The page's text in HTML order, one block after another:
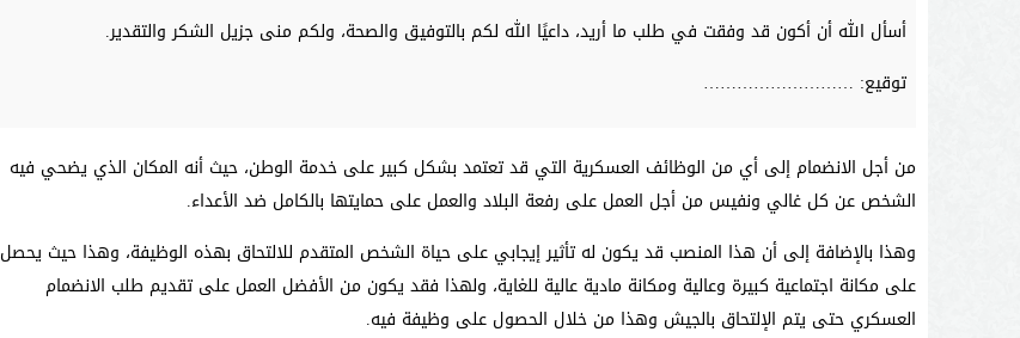
أسأل الله أن أكون قد وفقت في طلب ما أريد، داعيًا الله لكم بالتوفيق والصحة، ولكم منى جزيل الشكر والتقدير.
توقيع: ………………………
من أجل الانضمام إلى أي من الوظائف العسكرية التي قد تعتمد بشكل كبير على خدمة الوطن، حيث أنه المكان الذي يضحي فيه
الشخص عن كل غالي ونفيس من أجل العمل على رفعة البلاد والعمل على حمايتها بالكامل ضد الأعداء.
وهذا بالإضافة إلى أن هذا المنصب قد يكون له تأثير إيجابي على حياة الشخص المتقدم للالتحاق بهذه الوظيفة، وهذا حيث يحصل
على مكانة اجتماعية كبيرة وعالية ومكانة مادية عالية للغاية، ولهذا فقد يكون من الأفضل العمل على تقديم طلب الانضمام
العسكري حتى يتم الإلتحاق بالجيش وهذا من خلال الحصول على وظيفة فيه.